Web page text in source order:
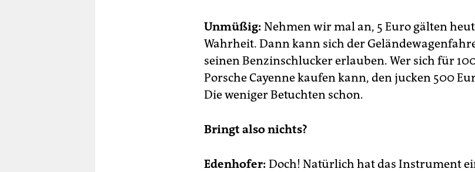
Unmüßig: Nehmen wir mal an, 5 Euro gälten
Wahrheit. Dann kann sich der
seinen Benzinschlucker erlauben. Wer sich für
Porsche Cayenne kaufen kann, den jucken 500
Die weniger Betuchten schon.
Bringt also nichts?
Edenhofer: Doch! Natürlich hat das Instrument